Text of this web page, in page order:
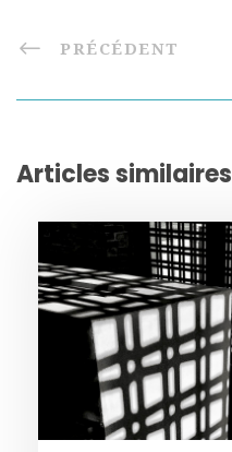
PRÉCÉDENT
Articles similaires